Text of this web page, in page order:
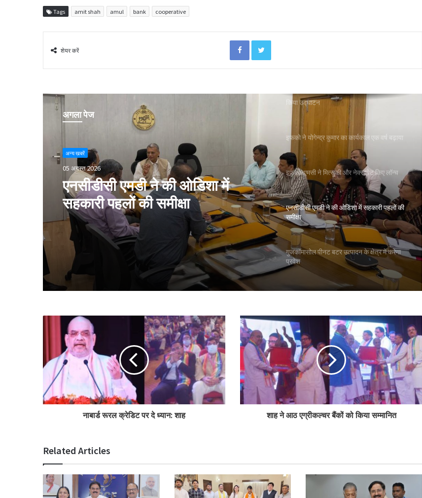
Tags amit shah amul bank cooperative
शेयर करें
FacebookTwitter
अगला पेज
अन्य खबरें
05 अगस्त 2026
एनसीडीसी एमडी ने की ओडिशा में
सहकारी पहलों की समीक्षा
शाह ने जामनगर डीसीसीबी के ‘सहकार भवन’ का
किया उद्घाटन
इफको ने योगेन्द्र कुमार का कार्यकाल एक वर्ष बढ़ाया
इफको-एमसी ने मित्सुकी और नेक्सावेट किए लॉन्च
एनसीडीसी एमडी ने की ओडिशा में सहकारी पहलों की
समीक्षा
गुजकॉमासोल पीनट बटर उत्पादन के क्षेत्र में करेगा
प्रवेश
पीएम-किसान योजना के विस्तार का संघानी ने किया
स्वागत
अनघा सराफ आदित्य-अनघा मल्टीस्टेट की अध्यक्ष
निर्वाचित
ओडिशा के 29.5 लाख किसानों को मिला नैनो उर्वरकों
का लाभ: राज्य मंत्री
नाबार्ड रूरल क्रेडिट पर दे ध्यान: शाह शाह ने आठ एग्रीकल्चर बैंकों को किया सम्मानित
Related Articles